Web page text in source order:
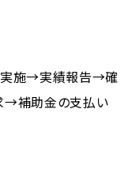
施→実績報告→確
補助金の支払い